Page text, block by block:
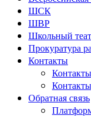
ШСК
ШВР
Школьный
Прокуратура
Контакты
Обратная связь